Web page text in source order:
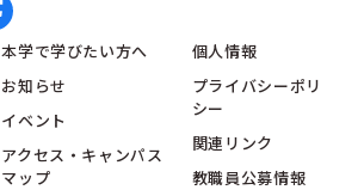
本学で学びたい方へ
お知らせ
イベント
アクセス・キャンパス
マップ
個人情報
プライバシーポリ
シー
関連リンク
教職員公募情報